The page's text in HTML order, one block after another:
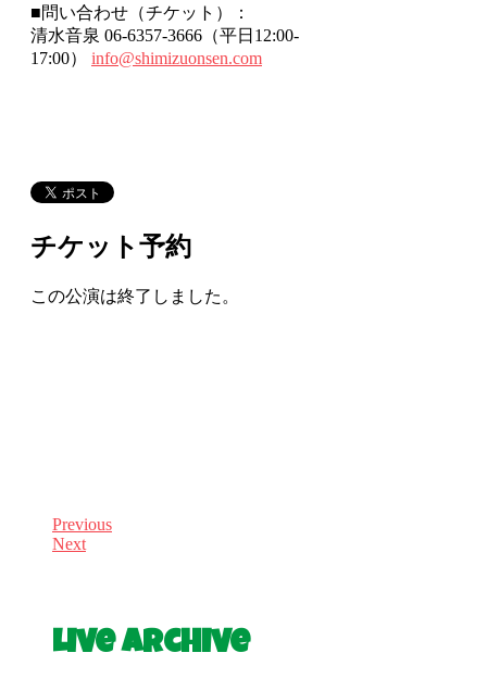
■問い合わせ（チケット）：
清水音泉 06-6357-3666（平日12:00-
17:00） info@shimizuonsen.com
チケット予約
この公演は終了しました。
Previous
Next
Live Archive